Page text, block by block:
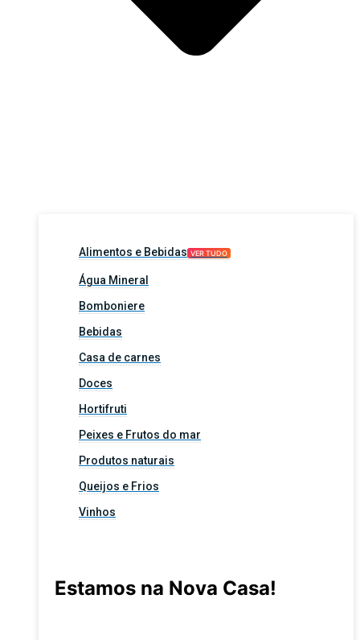
Alimentos e Bebidas VER TUDO
Água Mineral
Bomboniere
Bebidas
Casa de carnes
Doces
Hortifruti
Peixes e Frutos do mar
Produtos naturais
Queijos e Frios
Vinhos
Estamos na Nova Casa!